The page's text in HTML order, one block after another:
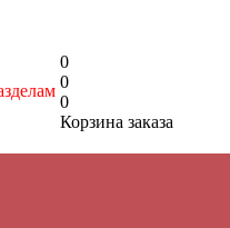
0
0
0
Корзина заказа